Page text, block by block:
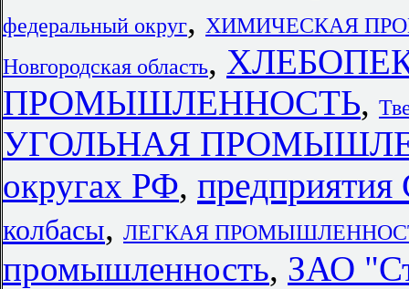
федеральный округ, ХИМИЧЕСКАЯ
Новгородская область,
ПРОМЫШЛЕННОСТЬ,
УГОЛЬНАЯ
округах РФ, предприятия
колбасы, ЛЕГКАЯ ПРОМЫШЛЕННОСТЬ
промышленность, ЗАО